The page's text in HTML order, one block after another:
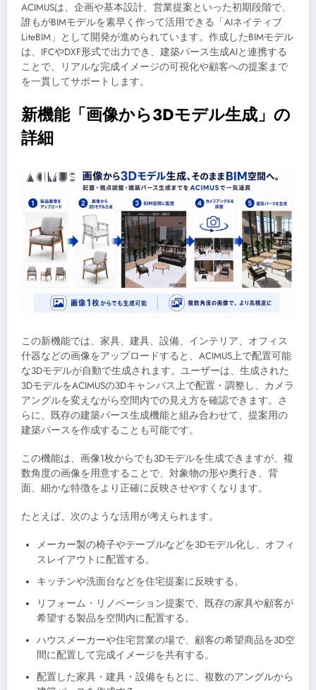
ACIMUSは、企画や基本設計、営業提案といった初期段階で、
誰もがBIMモデルを素早く作って活用できる「AIネイティブ
LiteBIM」として開発が進められています。作成したBIMモデル
は、IFCやDXF形式で出力でき、建築パース生成AIと連携する
ことで、リアルな完成イメージの可視化や顧客への提案まで
を一貫してサポートします。
新機能「画像から3Dモデル生成」の
詳細
この新機能では、家具、建具、設備、インテリア、オフィス
什器などの画像をアップロードすると、ACIMUS上で配置可能
な3Dモデルが自動で生成されます。ユーザーは、生成された
3DモデルをACIMUSの3Dキャンバス上で配置・調整し、カメラ
アングルを変えながら空間内での見え方を確認できます。さ
らに、既存の建築パース生成機能と組み合わせて、提案用の
建築パースを作成することも可能です。
この機能は、画像1枚からでも3Dモデルを生成できますが、複
数角度の画像を用意することで、対象物の形や奥行き、背
面、細かな特徴をより正確に反映させやすくなります。
たとえば、次のような活用が考えられます。
メーカー製の椅子やテーブルなどを3Dモデル化し、オフィ
スレイアウトに配置する。
キッチンや洗面台などを住宅提案に反映する。
リフォーム・リノベーション提案で、既存の家具や顧客が
希望する製品を空間内に配置する。
ハウスメーカーや住宅営業の場で、顧客の希望商品を3D空
間に配置して完成イメージを共有する。
配置した家具・建具・設備をもとに、複数のアングルから